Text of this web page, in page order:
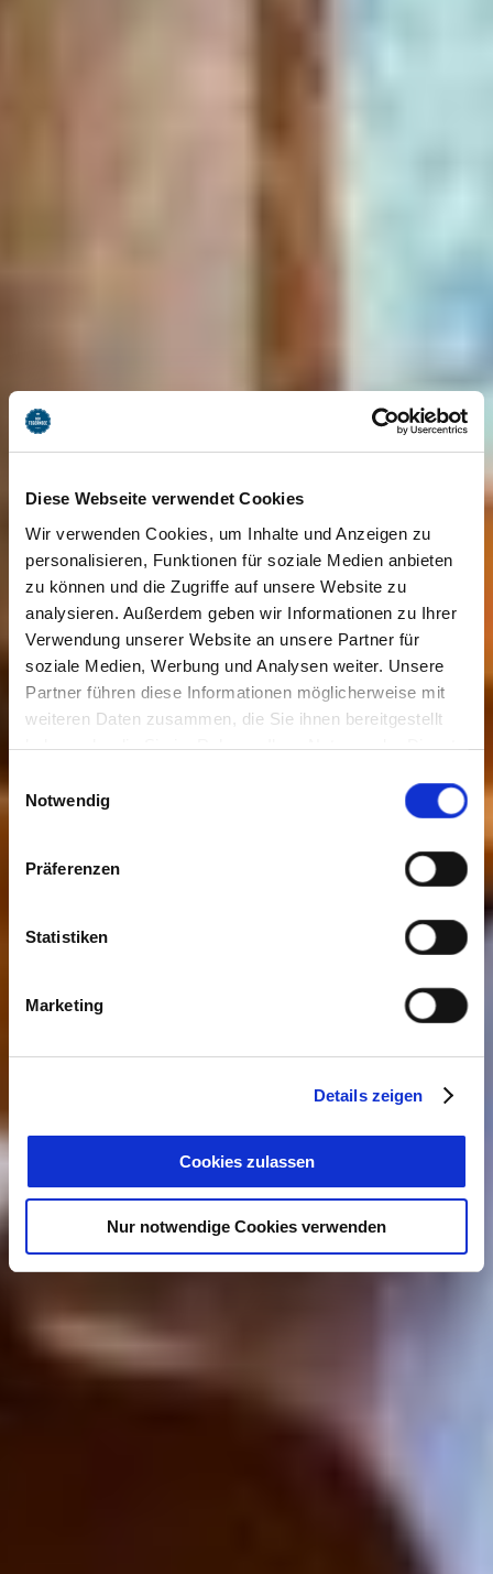
Diese Webseite verwendet Cookies
Wir verwenden Cookies, um Inhalte und Anzeigen zu
personalisieren, Funktionen für soziale Medien anbieten
zu können und die Zugriffe auf unsere Website zu
analysieren. Außerdem geben wir Informationen zu Ihrer
Verwendung unserer Website an unsere Partner für
soziale Medien, Werbung und Analysen weiter. Unsere
Partner führen diese Informationen möglicherweise mit
weiteren Daten zusammen, die Sie ihnen bereitgestellt
haben oder die Sie im Rahmen Ihrer Nutzung der Dienste
Cookies, wenn Sie unsere Webseite weiterhin nutzen.
Notwendig
Präferenzen
Statistiken
Marketing
Details zeigen
Cookies zulassen
Nur notwendige Cookies verwenden